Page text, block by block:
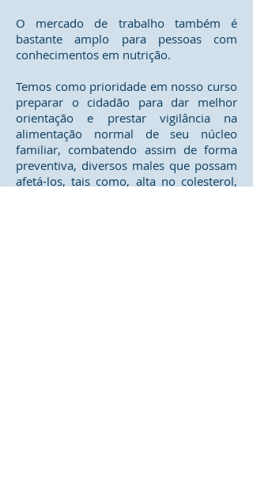
O mercado de trabalho também é
bastante amplo para pessoas com
conhecimentos em nutrição.
Temos como prioridade em nosso curso
preparar o cidadão para dar melhor
orientação e prestar vigilância na
alimentação normal de seu núcleo
familiar, combatendo assim de forma
preventiva, diversos males que possam
afetá-los, tais como, alta no colesterol,